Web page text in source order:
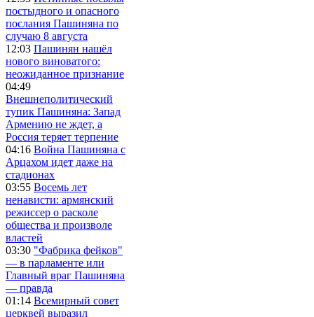
постыдного и опасного
послания Пашиняна по
случаю 8 августа
12:03 Пашинян нашёл
нового виноватого:
неожиданное признание
04:49
Внешнеполитический
тупик Пашиняна: Запад
Армению не ждет, а
Россия теряет терпение
04:16 Война Пашиняна с
Арцахом идет даже на
стадионах
03:55 Восемь лет
ненависти: армянский
режиссер о расколе
общества и произволе
властей
03:30 "Фабрика фейков"
— в парламенте или
Главный враг Пашиняна
— правда
01:14 Всемирный совет
церквей выразил